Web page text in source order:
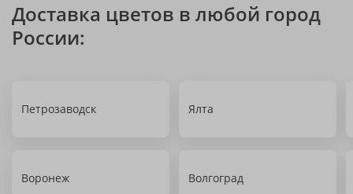
Доставка цветов в любой город
России:
Петрозаводск Ялта
Воронеж Волгоград